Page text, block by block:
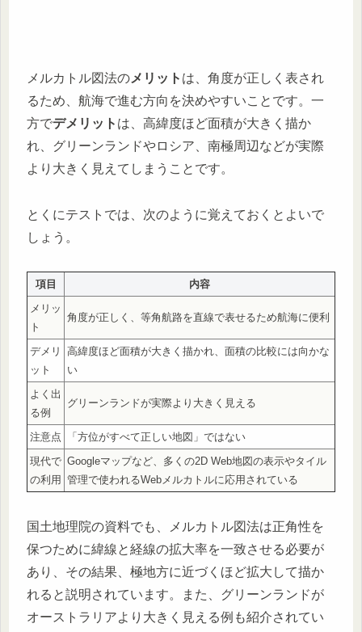
メルカトル図法のメリット は、角度が正しく表され
るため、航海で進む方向を決めやすいことです。一
方でデメリット は、高緯度ほど面積が大きく描か
れ、グリーンランドやロシア、南極周辺などが実際
より大きく見えてしまうことです。
とくにテストでは、次のように覚えておくとよいで
しょう。
項目
内容
メリッ
ト
角度が正しく、等角航路を直線で表せるため航海に便利
デメリ
ット
高緯度ほど面積が大きく描かれ、面積の比較には向かな
い
よく出
る例
グリーンランドが実際より大きく見える
注意点
「方位がすべて正しい地図」ではない
現代で
の利用
Googleマップなど、多くの2D Web地図の表示やタイル
管理で使われるWebメルカトルに応用されている
国土地理院の資料でも、メルカトル図法は正角性を
保つために緯線と経線の拡大率を一致させる必要が
あり、その結果、極地方に近づくほど拡大して描か
れると説明されています。また、グリーンランドが
オーストラリアより大きく見える例も紹介されてい